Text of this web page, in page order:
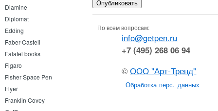
Diamine
Diplomat
Edding
Faber-Castell
Falafel books
Figaro
Fisher Space Pen
Flyer
Franklin Covey
По всем вопросам:
info@getpen.ru
+7 (495) 268 06 94
©ООО "Арт-Тренд"
Обработка перс. данных